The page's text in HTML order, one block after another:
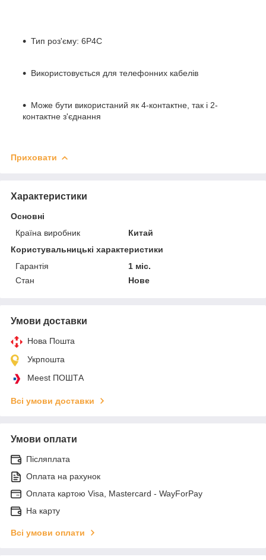
Тип роз'єму: 6P4C
Використовується для телефонних кабелів
Може бути використаний як 4-контактне, так і 2-
контактне з'єднання
Приховати
Характеристики
Основні
Країна виробник
Китай
Користувальницькі характеристики
Гарантія
1 міс.
Стан
Нове
Умови доставки
Нова Пошта
Укрпошта
Meest ПОШТА
Всі умови доставки
Умови оплати
Післяплата
Оплата на рахунок
Оплата картою Visa, Mastercard - WayForPay
На карту
Всі умови оплати